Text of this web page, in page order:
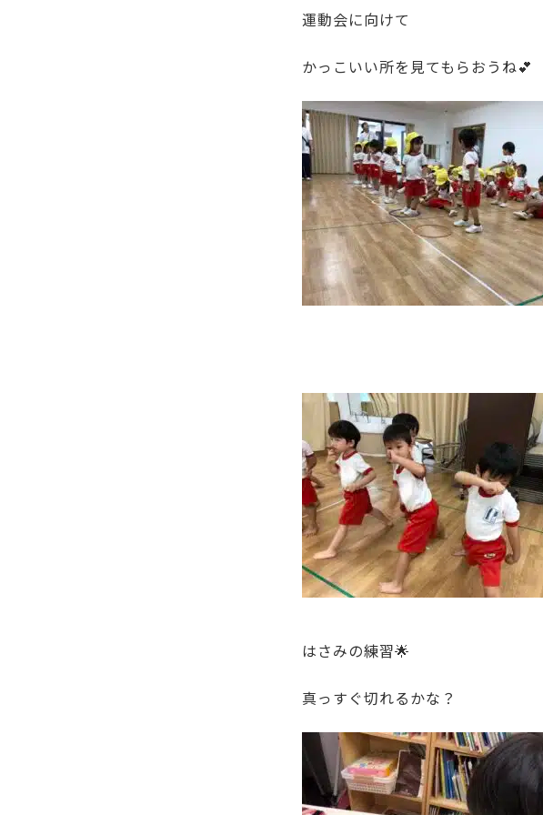
運動会に向けて
かっこいい所を見てもらおうね💕
はさみの練習🌟
真っすぐ切れるかな？